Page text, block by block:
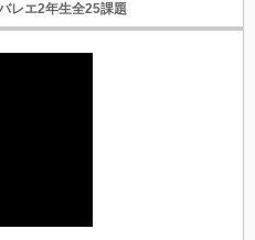
レエ2年生全25課題